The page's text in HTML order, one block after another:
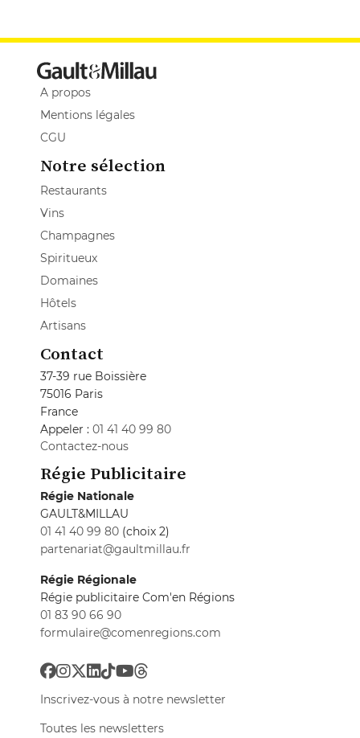
A propos
Mentions légales
CGU
Notre sélection
Restaurants
Vins
Champagnes
Spiritueux
Domaines
Hôtels
Artisans
Contact
37-39 rue Boissière
75016 Paris
France
Appeler : 01 41 40 99 80
Contactez-nous
Régie Publicitaire
Régie Nationale
GAULT&MILLAU
01 41 40 99 80 (choix 2)
partenariat@gaultmillau.fr
Régie Régionale
Régie publicitaire Com'en Régions
01 83 90 66 90
formulaire@comenregions.com
Inscrivez-vous à notre newsletter
Toutes les newsletters